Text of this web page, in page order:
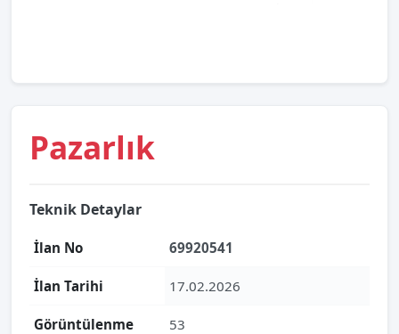
Pazarlık
Teknik Detaylar
İlan No 69920541
İlan Tarihi 17.02.2026
Görüntülenme 53